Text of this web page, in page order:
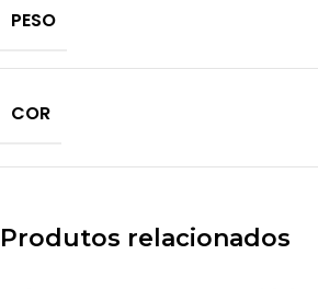
PESO
COR
Produtos relacionados